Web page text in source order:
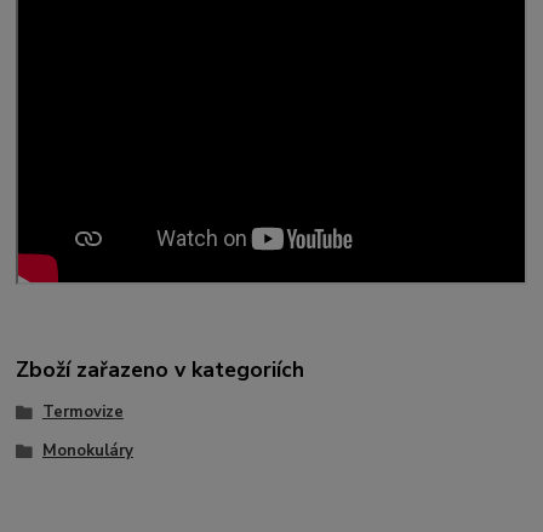
Zboží zařazeno v kategoriích
Termovize
Monokuláry